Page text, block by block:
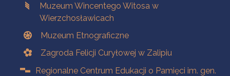
Muzeum Wincentego Witosa w
Wierzchosławicach
Muzeum Etnograficzne
Zagroda Felicji Curyłowej w Zalipiu
Regionalne Centrum Edukacji o Pamięci im. gen.